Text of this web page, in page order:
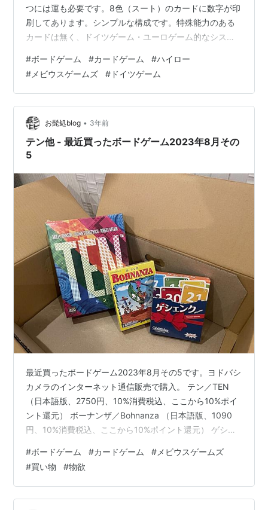
つには運も必要です。8色（スート）のカードに数字が印
刷してあります。シンプルな構成です。特殊能力のある
カードは無く、ドイツゲーム・ユーロゲーム的なシステ
てるカードが次の手番プレイヤーへ大きく影響するの
で、よく考える必要があります。座席順でプレイ感やプ
レイスタイルが変わる可能性があるので、座席替えも重
要ですね。シンプルにして面白いカードゲームです。 こ
のブログの関連記事 泣き虫マウマウ／Heul doch! Mau
Mau （ホイルドッホ） もっと…
#ボードゲーム #カードゲーム #ハイロー
# メビウスゲームズ # ドイツゲーム
お髭処blog • 3年前
テン他 - 最近買ったボードゲーム2023年8月その
5
最近買ったボードゲーム2023年8月その5です。ヨドバシ
カメラのインターネット通信販売で購入。 テン／TEN
（日本語版、2750円、10%消費税込、ここから10%ポイ
ント還元） ボーナンザ／Bohnanza （日本語版、1090
円、10%消費税込、ここから10%ポイント還元） ゲシェ
ここから10%ポイント還元） ※送料無料今日は11月です
が、タイトルの8月は誤字ではありません。ボードゲーム
とは関係がない生活消耗品を通信販売で購入するのと一
緒にボードゲームを購入。発売時から気になっていた
#ボードゲーム #カードゲーム # メビウスゲームズ
#買い物 #物欲